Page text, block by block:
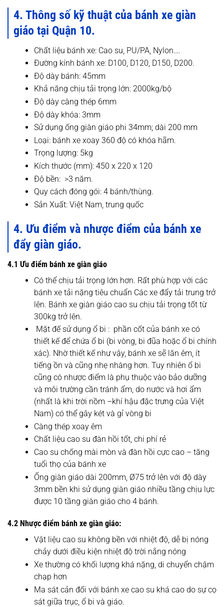
4. Thông số kỹ thuật của bánh xe giàn
giáo tại Quận 10.
Chất liệu bánh xe: Cao su, PU/PA, Nylon….
Đường kính bánh xe: D100, D120, D150, D200.
Độ dày bánh: 45mm
Khả năng chịu tải trọng lớn: 2000kg/bộ
Độ dày càng thép 6mm
Độ dày khóa: 3mm
Sử dụng ống giàn giáo phi 34mm; dài 200 mm
Loại: bánh xe xoay 360 độ có khóa hãm.
Trọng lượng: 5kg
Kích thước (mm): 450 x 220 x 120
Độ bền: >3 năm.
Quy cách đóng gói: 4 bánh/thùng.
Sản Xuất: Việt Nam, trung quốc
4. Ưu điểm và nhược điểm của bánh xe
đẩy giàn giáo.
4.1 Ưu điểm bánh xe giàn giáo
Có thể chịu tải trọng lớn hơn. Rất phù hợp với các
bánh xe tải nặng tiêu chuẩn Các xe đẩy tải trung trở
lên. Bánh xe giàn giáo cao su chịu tải trọng tốt từ
300kg trở lên.
Mặt đế sử dụng ổ bi : phần cốt của bánh xe có
thiết kế để chứa ổ bi (bi vòng, bi đũa hoặc ổ bi chính
xác). Nhờ thiết kế như vậy, bánh xe sẽ lăn êm, ít
tiếng ồn và cũng nhẹ nhàng hơn. Tuy nhiên ổ bi
cũng có nhược điểm là phụ thuộc vào bảo dưỡng
và môi trường cần tránh ẩm, do nước và hơi ẩm
(nhất là khi trời nồm –khí hậu đặc trưng của Việt
Nam) có thể gây két và gỉ vòng bi
Càng thép xoay êm
Chất liệu cao su đàn hồi tốt, chi phí rẻ
Cao su chống mài mòn và đàn hồi cực cao – tăng
tuổi thọ của bánh xe
Ống giàn giáo dài 200mm, Ø75 trở lên với độ dày
3mm bền khi sử dụng giàn giáo nhiều tầng chịu lực
được 10 tầng giàn giáo cho 4 bánh.
4.2 Nhược điểm bánh xe giàn giáo:
Vật liệu cao su không bền với nhiệt độ, dễ bị nóng
chảy dưới điều kiện nhiệt độ trời nắng nóng
Xe thường có khối lượng khá nặng, di chuyển chậm
chạp hơn
Ma sát cản đối với bánh xe cao su khá cao do sự cọ
sát giữa trục, ổ bi và giáo.